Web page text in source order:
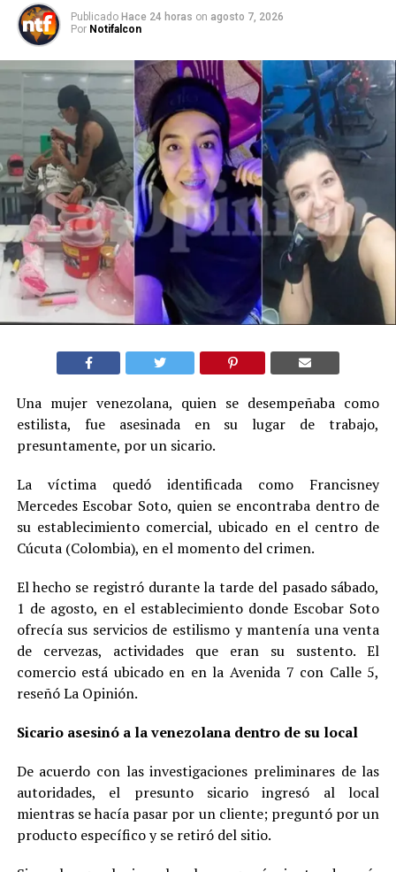
Publicado Hace 24 horas on agosto 7, 2026
Por Notifalcon
Una mujer venezolana, quien se desempeñaba como
estilista, fue asesinada en su lugar de trabajo,
presuntamente, por un sicario.
La víctima quedó identificada como Francisney
Mercedes Escobar Soto, quien se encontraba dentro de
su establecimiento comercial, ubicado en el centro de
Cúcuta (Colombia), en el momento del crimen.
El hecho se registró durante la tarde del pasado sábado,
1 de agosto, en el establecimiento donde Escobar Soto
ofrecía sus servicios de estilismo y mantenía una venta
de cervezas, actividades que eran su sustento. El
comercio está ubicado en en la Avenida 7 con Calle 5,
reseñó La Opinión.
Sicario asesinó a la venezolana dentro de su local
De acuerdo con las investigaciones preliminares de las
autoridades, el presunto sicario ingresó al local
mientras se hacía pasar por un cliente; preguntó por un
producto específico y se retiró del sitio.